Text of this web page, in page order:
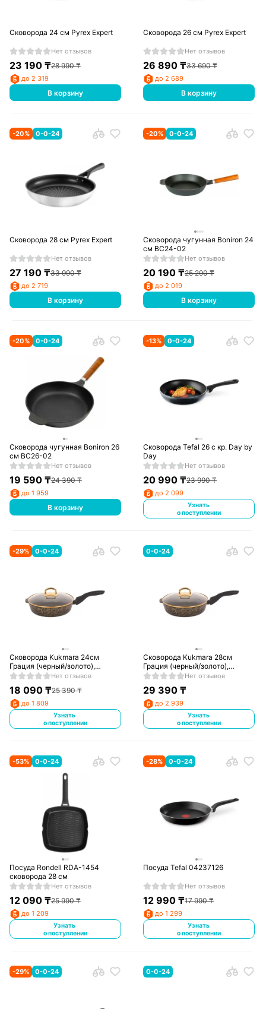
Сковорода 24 см Pyrex Expert
Нет отзывов
23 190₸28 990₸
до 2 319
В корзину
Сковорода 26 см Pyrex Expert
Нет отзывов
26 890 ₸33 690₸
до 2 689
В корзину
-20% 0-0-24
Сковорода 28 см Pyrex Expert
Нет отзывов
27 190₸33 990₸
до 2 719
В корзину
-20% 0-0-24
Сковорода чугунная Boniron 24
см ВС24-02
Нет отзывов
20 190 ₸25 290₸
до 2 019
В корзину
-20% 0-0-24
Сковорода чугунная Boniron 26
см ВС26-02
Нет отзывов
19 590₸24 390₸
до 1 959
В корзину
-13% 0-0-24
Сковорода Tefal 26 с кр. Day by
Day
Нет отзывов
20 990 ₸23 990₸
до 2 099
Узнать
о поступлении
-29% 0-0-24
Сковорода Kukmara 24см
Грация (черный/золото),
сгчз242а
Нет отзывов
18 090₸25 390₸
до 1 809
Узнать
о поступлении
0-0-24
Сковорода Kukmara 28см
Грация (черный/золото),
сгчз282а
Нет отзывов
29 390 ₸
до 2 939
Узнать
о поступлении
-53% 0-0-24
Посуда Rondell RDA-1454
сковорода 28 см
Нет отзывов
12 090₸25 990₸
до 1 209
Узнать
о поступлении
-28% 0-0-24
Посуда Tefal 04237126
Нет отзывов
12 990 ₸17 990₸
до 1 299
Узнать
о поступлении
-29% 0-0-24 0-0-24